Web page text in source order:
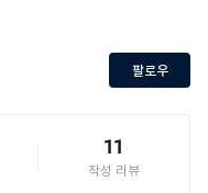
팔로우
11
작성 리뷰